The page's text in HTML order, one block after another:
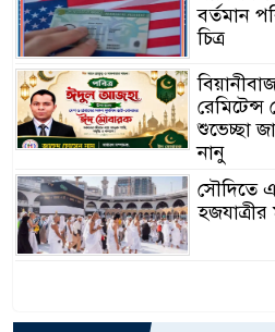
বর্তমান
চিত্র
শুভেচ্ছা
নানু
সৌদিতে